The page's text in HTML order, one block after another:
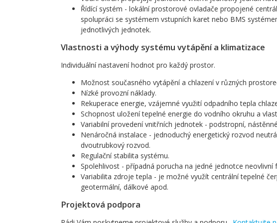
Řídící systém - lokální prostorové ovladače propojené
spolupráci se systémem vstupních karet nebo BMS
jednotlivých jednotek.
Vlastnosti a výhody systému vytápění a klimatizace
Individuální nastavení hodnot pro každý prostor.
Možnost současného vytápění a chlazení v různých
Nízké provozní náklady.
Rekuperace energie, vzájemné využití odpadního tepla
Schopnost uložení tepelné energie do vodního okruhu a
Variabilní provedení vnitřních jednotek - podstropní,
Nenáročná instalace - jednoduchý energetický rozvod
dvoutrubkový rozvod.
Regulační stabilita systému.
Spolehlivost - případná porucha na jedné jednotce neovlivní
Variabilita zdroje tepla - je možné využít centrální tepelné
geotermální, dálkové apod.
Projektová podpora